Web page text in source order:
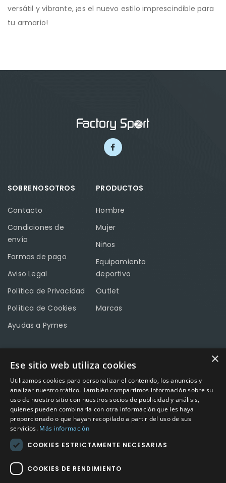
versátil y vibrante, ¡es el nuevo estilo imprescindible para
tu armario!
SOBRE NOSOTROS
Contacto
Condiciones de
envío
Formas de pago
Aviso Legal
Política de Privacidad
Política de Cookies
Ayudas a Pymes
PRODUCTOS
Hombre
Mujer
Niños
Equipamiento
deportivo
Outlet
Marcas
CONTACTO
Calle Méndez Núñez nº3 – Fuente Palmera 14120 Córdoba
Teléfono957 04 96 57
Emailinfo@factory-sport.es
HORARIO COMERCIAL
Lunes a viernes
10:00 a 14:00 / 18:00 a 21:00
×
Ese sitio web utiliza cookies
Utilizamos cookies para personalizar el contenido, los anuncios y
analizar nuestro tráfico. También compartimos información sobre su
uso de nuestro sitio con nuestros socios de publicidad y análisis,
quienes pueden combinarla con otra información que les haya
proporcionado o que hayan recopilado a partir del uso de sus
servicios. Más información
COOKIES ESTRICTAMENTE NECESARIAS
COOKIES DE RENDIMIENTO